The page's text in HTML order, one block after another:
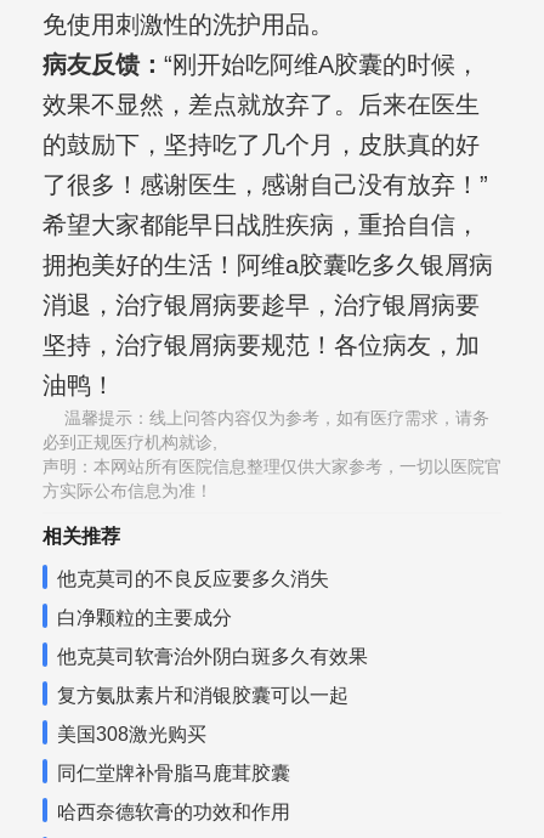
免使用刺激性的洗护用品。
病友反馈： “刚开始吃阿维A胶囊的时候，
效果不显然，差点就放弃了。后来在医生
的鼓励下，坚持吃了几个月，皮肤真的好
了很多！感谢医生，感谢自己没有放弃！”
希望大家都能早日战胜疾病，重拾自信，
拥抱美好的生活！阿维a胶囊吃多久银屑病
消退，治疗银屑病要趁早，治疗银屑病要
坚持，治疗银屑病要规范！各位病友，加
油鸭！
温馨提示：线上问答内容仅为参考，如有医疗需求，请务
必到正规医疗机构就诊,
声明：本网站所有医院信息整理仅供大家参考，一切以医院官
方实际公布信息为准！
相关推荐
他克莫司的不良反应要多久消失
白净颗粒的主要成分
他克莫司软膏治外阴白斑多久有效果
复方氨肽素片和消银胶囊可以一起
美国308激光购买
同仁堂牌补骨脂马鹿茸胶囊
哈西奈德软膏的功效和作用